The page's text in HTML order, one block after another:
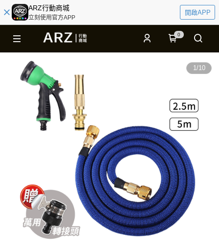
ARZ行動商城
立刻使用官方APP
開啟APP
0
1/10